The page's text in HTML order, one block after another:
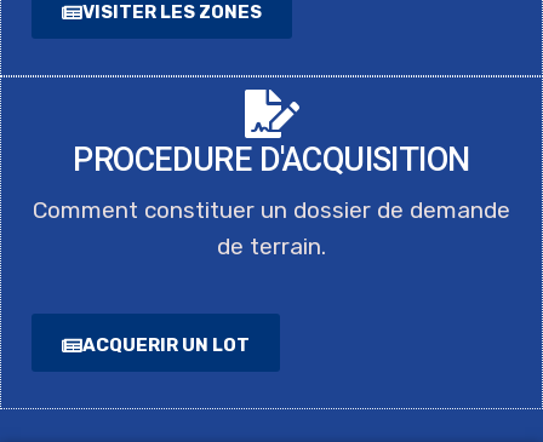
VISITER LES ZONES
PROCEDURE D'ACQUISITION
Comment constituer un dossier de demande
de terrain.
ACQUERIR UN LOT